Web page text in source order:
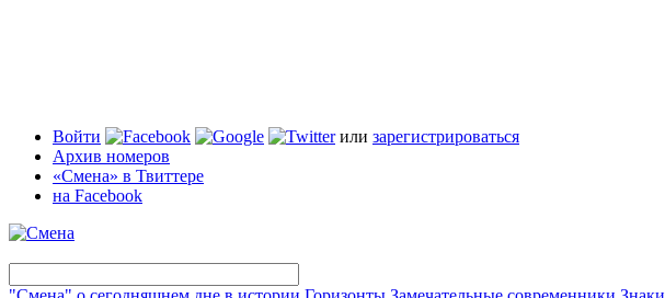
Войти или зарегистрироваться
Архив номеров
«Смена» в Твиттере
на Facebook